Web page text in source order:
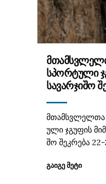
ᲡᲞᲝᲠᲢᲣᲚᲘ
ᲡᲐᲕᲐᲠᲯᲘᲨᲝ
ული ჯგუფის
შო შეკრება 22-
ᲒᲐᲘᲒᲔ ᲛᲔᲢᲘ